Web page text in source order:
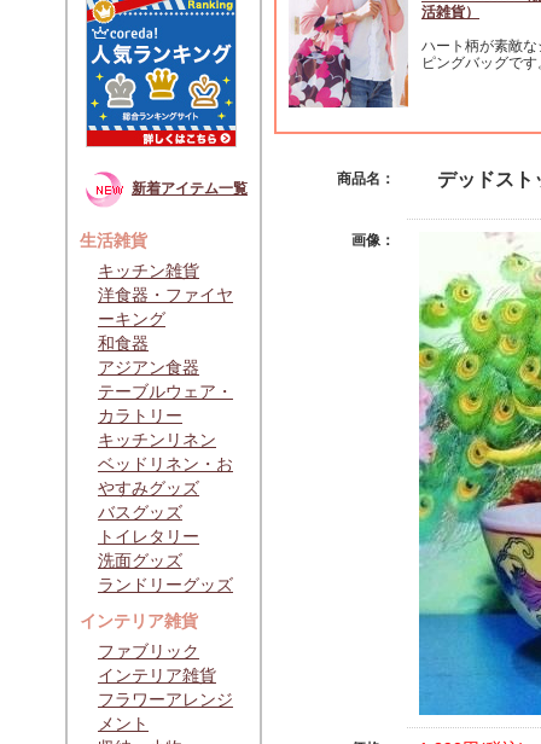
新着アイテム一覧
生活雑貨
キッチン雑貨
洋食器・ファイヤ
ーキング
和食器
アジアン食器
テーブルウェア・
カラトリー
キッチンリネン
ベッドリネン・お
やすみグッズ
バスグッズ
トイレタリー
洗面グッズ
ランドリーグッズ
インテリア雑貨
ファブリック
インテリア雑貨
フラワーアレンジ
メント
活雑貨）
ハート柄が素敵な
ピングバッグです
商品名： デッドスト
画像：